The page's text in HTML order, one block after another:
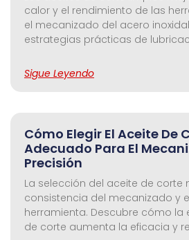
calor y el rendimiento de las
el mecanizado del acero
estrategias prácticas de
Sigue Leyendo
Cómo Elegir El Aceite De
Adecuado Para El
Precisión
La selección del aceite de corte
consistencia del mecanizado y
herramienta. Descubre cómo la
de corte aumenta la eficacia y